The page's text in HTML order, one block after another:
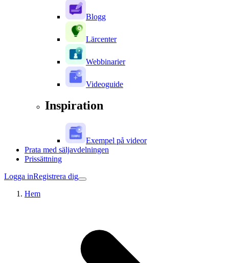
Blogg
Lärcenter
Webbinarier
Videoguide
Inspiration
Exempel på videor
Prata med säljavdelningen
Prissättning
Logga inRegistrera dig
Hem